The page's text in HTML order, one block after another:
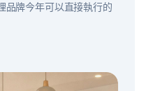
品牌今年可以直接執行的